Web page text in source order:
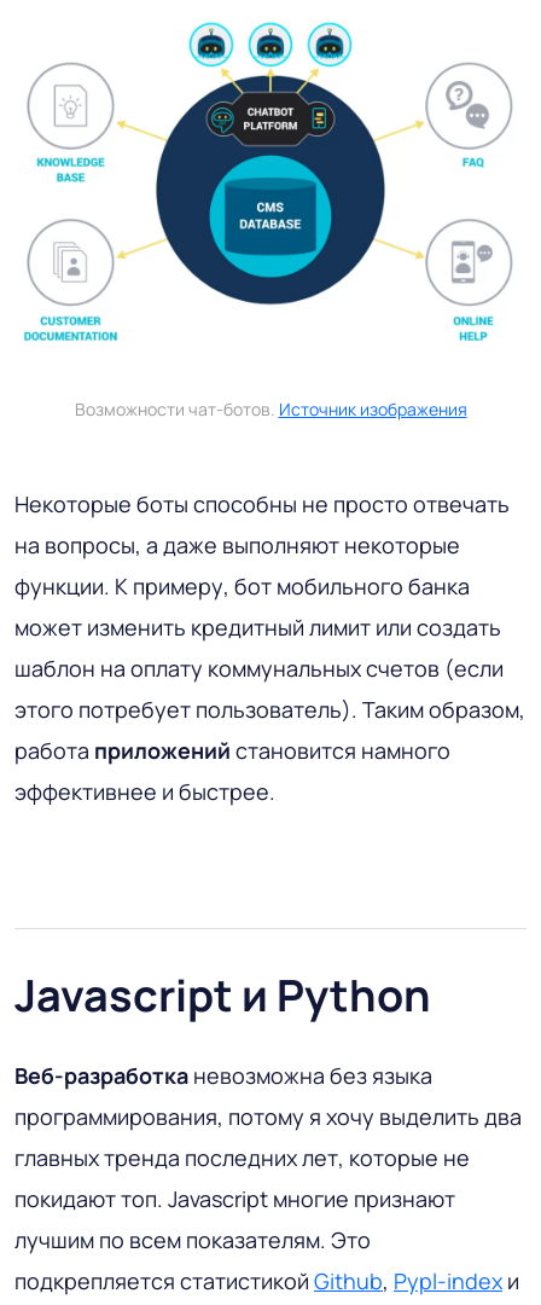
Возможности чат-ботов. Источник изображения
Некоторые боты способны не просто отвечать
на вопросы, а даже выполняют некоторые
функции. К примеру, бот мобильного банка
может изменить кредитный лимит или создать
шаблон на оплату коммунальных счетов (если
этого потребует пользователь). Таким образом,
работа приложений становится намного
эффективнее и быстрее.
Javascript и Python
Веб-разработка невозможна без языка
программирования, потому я хочу выделить два
главных тренда последних лет, которые не
покидают топ. Javascript многие признают
лучшим по всем показателям. Это
подкрепляется статистикой Github, Pypl-index и